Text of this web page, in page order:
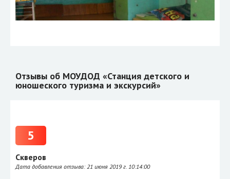
Отзывы об МОУДОД «Станция детского и
юношеского туризма и экскурсий»
Скверов
Дата добавления отзыва: 21 июня 2019 г. 10:14:00
5